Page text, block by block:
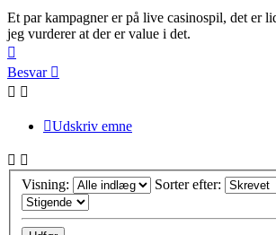
Et par kampagner er på live casinospil, det er
jeg vurderer at der er value i det.
Besvar
Udskriv emne
Visning: Sorter efter: